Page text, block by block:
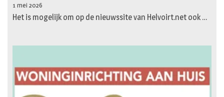
1 mei 2026
Het is mogelijk om op de nieuwssite van Helvoirt.net ook …